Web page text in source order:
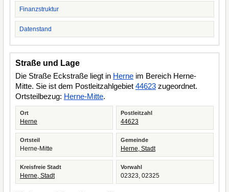
Finanzstruktur
Datenstand
Straße und Lage
Die Straße Eckstraße liegt in Herne im Bereich Herne-
Mitte. Sie ist dem Postleitzahlgebiet 44623 zugeordnet.
Ortsteilbezug: Herne-Mitte.
Ort
Herne
Postleitzahl
44623
Ortsteil
Herne-Mitte
Gemeinde
Herne, Stadt
Kreisfreie Stadt
Herne, Stadt
Vorwahl
02323, 02325